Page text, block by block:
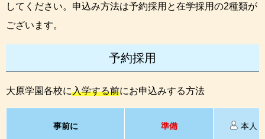
してください。申込み方法は予約採用と在学採用の2種類が
ございます。
予約採用
大原学園各校に入学する前にお申込みする方法
事前に 準備 本人